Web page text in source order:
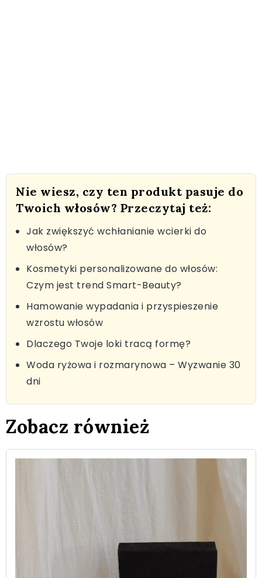
Nie wiesz, czy ten produkt pasuje do
Twoich włosów? Przeczytaj też:
Jak zwiększyć wchłanianie wcierki do
włosów?
Kosmetyki personalizowane do włosów:
Czym jest trend Smart-Beauty?
Hamowanie wypadania i przyspieszenie
wzrostu włosów
Dlaczego Twoje loki tracą formę?
Woda ryżowa i rozmarynowa – Wyzwanie 30
dni
Zobacz również